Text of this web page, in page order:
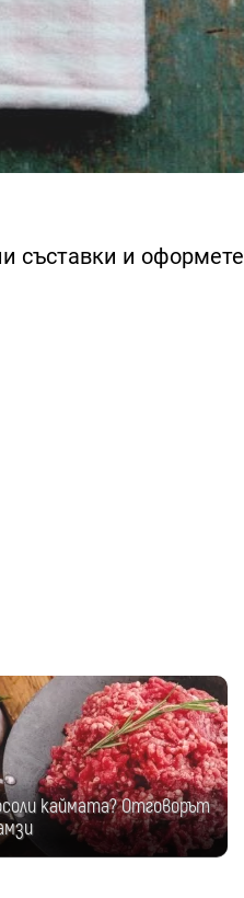
съставки и оформете
каймата? Отговорът